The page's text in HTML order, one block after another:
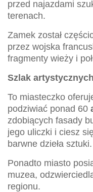
przed najazdami
terenach.
Zamek został
przez wojska
fragmenty wieży i
Szlak
To miasteczko
podziwiać ponad 60
zdobiących fasady
jego uliczki i ciesz
barwne dzieła sztuki.
Ponadto miasto
muzea,
regionu.